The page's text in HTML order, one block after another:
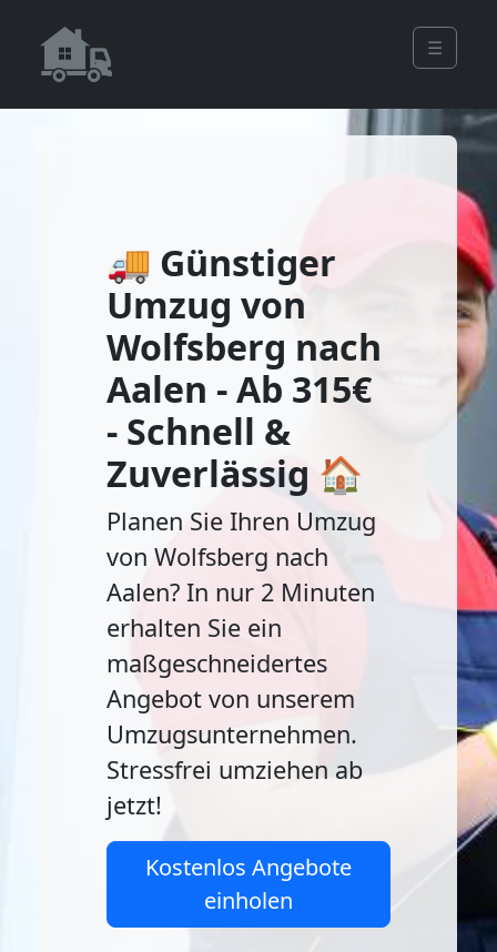
☰
🚚 Günstiger
Umzug von
Wolfsberg nach
Aalen - Ab 315€
- Schnell &
Zuverlässig 🏠
Planen Sie Ihren Umzug
von Wolfsberg nach
Aalen? In nur 2 Minuten
erhalten Sie ein
maßgeschneidertes
Angebot von unserem
Umzugsunternehmen.
Stressfrei umziehen ab
jetzt!
Kostenlos Angebote
einholen